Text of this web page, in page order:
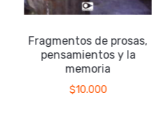
Fragmentos de prosas,
pensamientos y la
memoria
$10.000